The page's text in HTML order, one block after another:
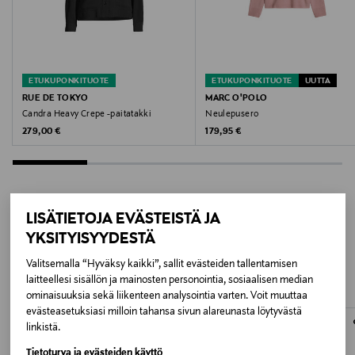
LISÄTIETOJA EVÄSTEISTÄ JA
YKSITYISYYDESTÄ
Valitsemalla “Hyväksy kaikki”, sallit evästeiden tallentamisen
laitteellesi sisällön ja mainosten personointia, sosiaalisen median
ominaisuuksia sekä liikenteen analysointia varten. Voit muuttaa
evästeasetuksiasi milloin tahansa sivun alareunasta löytyvästä
linkistä.
Valmistajan tuotenumero
Valmistaja
Fashion Society Co
Valmistajan osoite
Digitaalinen osoite
Avainsanat
Rue de Tokyo, neulepusero, kashmir, silkki, pusero,
neule
ETUKUPONKITUOTE
RUE DE TOKYO
Candra Heavy Crepe -paitatakki
Original Price
279,00 €
ETUKUPONKITUOTE UUTTA
MARC O'POLO
Neulepusero
Original Price
179,95 €
LISÄÄ KIINNOSTAVIA
TUOTTEITA